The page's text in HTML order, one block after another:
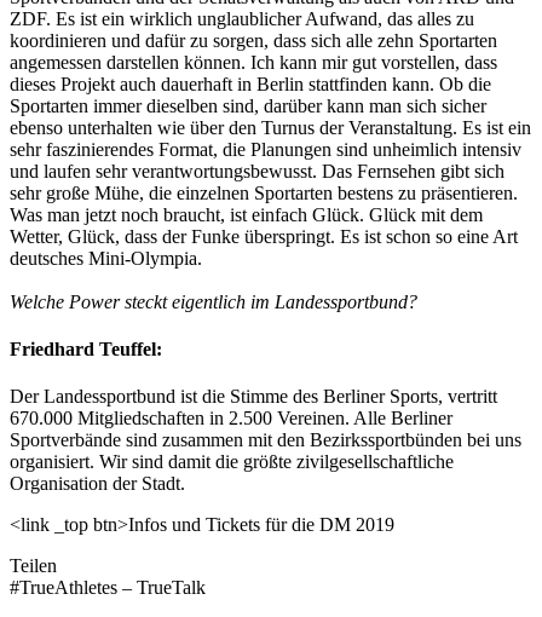
ZDF. Es ist ein wirklich unglaublicher Aufwand, das alles zu
koordinieren und dafür zu sorgen, dass sich alle zehn Sportarten
angemessen darstellen können. Ich kann mir gut vorstellen, dass
dieses Projekt auch dauerhaft in Berlin stattfinden kann. Ob die
Sportarten immer dieselben sind, darüber kann man sich sicher
ebenso unterhalten wie über den Turnus der Veranstaltung. Es ist ein
sehr faszinierendes Format, die Planungen sind unheimlich intensiv
und laufen sehr verantwortungsbewusst. Das Fernsehen gibt sich
sehr große Mühe, die einzelnen Sportarten bestens zu präsentieren.
Was man jetzt noch braucht, ist einfach Glück. Glück mit dem
Wetter, Glück, dass der Funke überspringt. Es ist schon so eine Art
deutsches Mini-Olympia.
Welche Power steckt eigentlich im Landessportbund?
Friedhard Teuffel:
Der Landessportbund ist die Stimme des Berliner Sports, vertritt
670.000 Mitgliedschaften in 2.500 Vereinen. Alle Berliner
Sportverbände sind zusammen mit den Bezirkssportbünden bei uns
organisiert. Wir sind damit die größte zivilgesellschaftliche
Organisation der Stadt.
<link _top btn>Infos und Tickets für die DM 2019
Teilen
#TrueAthletes – TrueTalk